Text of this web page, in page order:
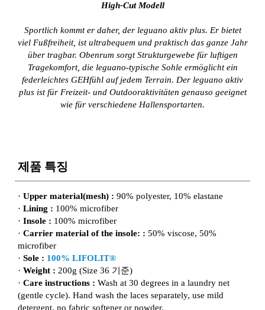
High-Cut Modell
Sportlich kommt er daher, der leguano aktiv plus. Er bietet
viel Fußfreiheit, ist ultrabequem und praktisch das ganze Jahr
über tragbar. Obenrum sorgt Strukturgewebe für luftigen
Tragekomfort, die leguano-typische Sohle ermöglicht ein
federleichtes GEHfühl auf jedem Terrain. Der leguano aktiv
plus ist für Freizeit- und Outdooraktivitäten genauso geeignet
wie für verschiedene Hallensportarten.
제품 특징
· Upper material(mesh) : 90% polyester, 10% elastane
· Lining : 100% microfiber
· Insole : 100% microfiber
· Carrier material of the insole: : 50% viscose, 50%
microfiber
· Sole : 100% LIFOLIT®
· Weight : 200g (Size 36 기준)
· Care instructions : Wash at 30 degrees in a laundry net
(gentle cycle). Hand wash the laces separately, use mild
detergent, no fabric softener or powder.